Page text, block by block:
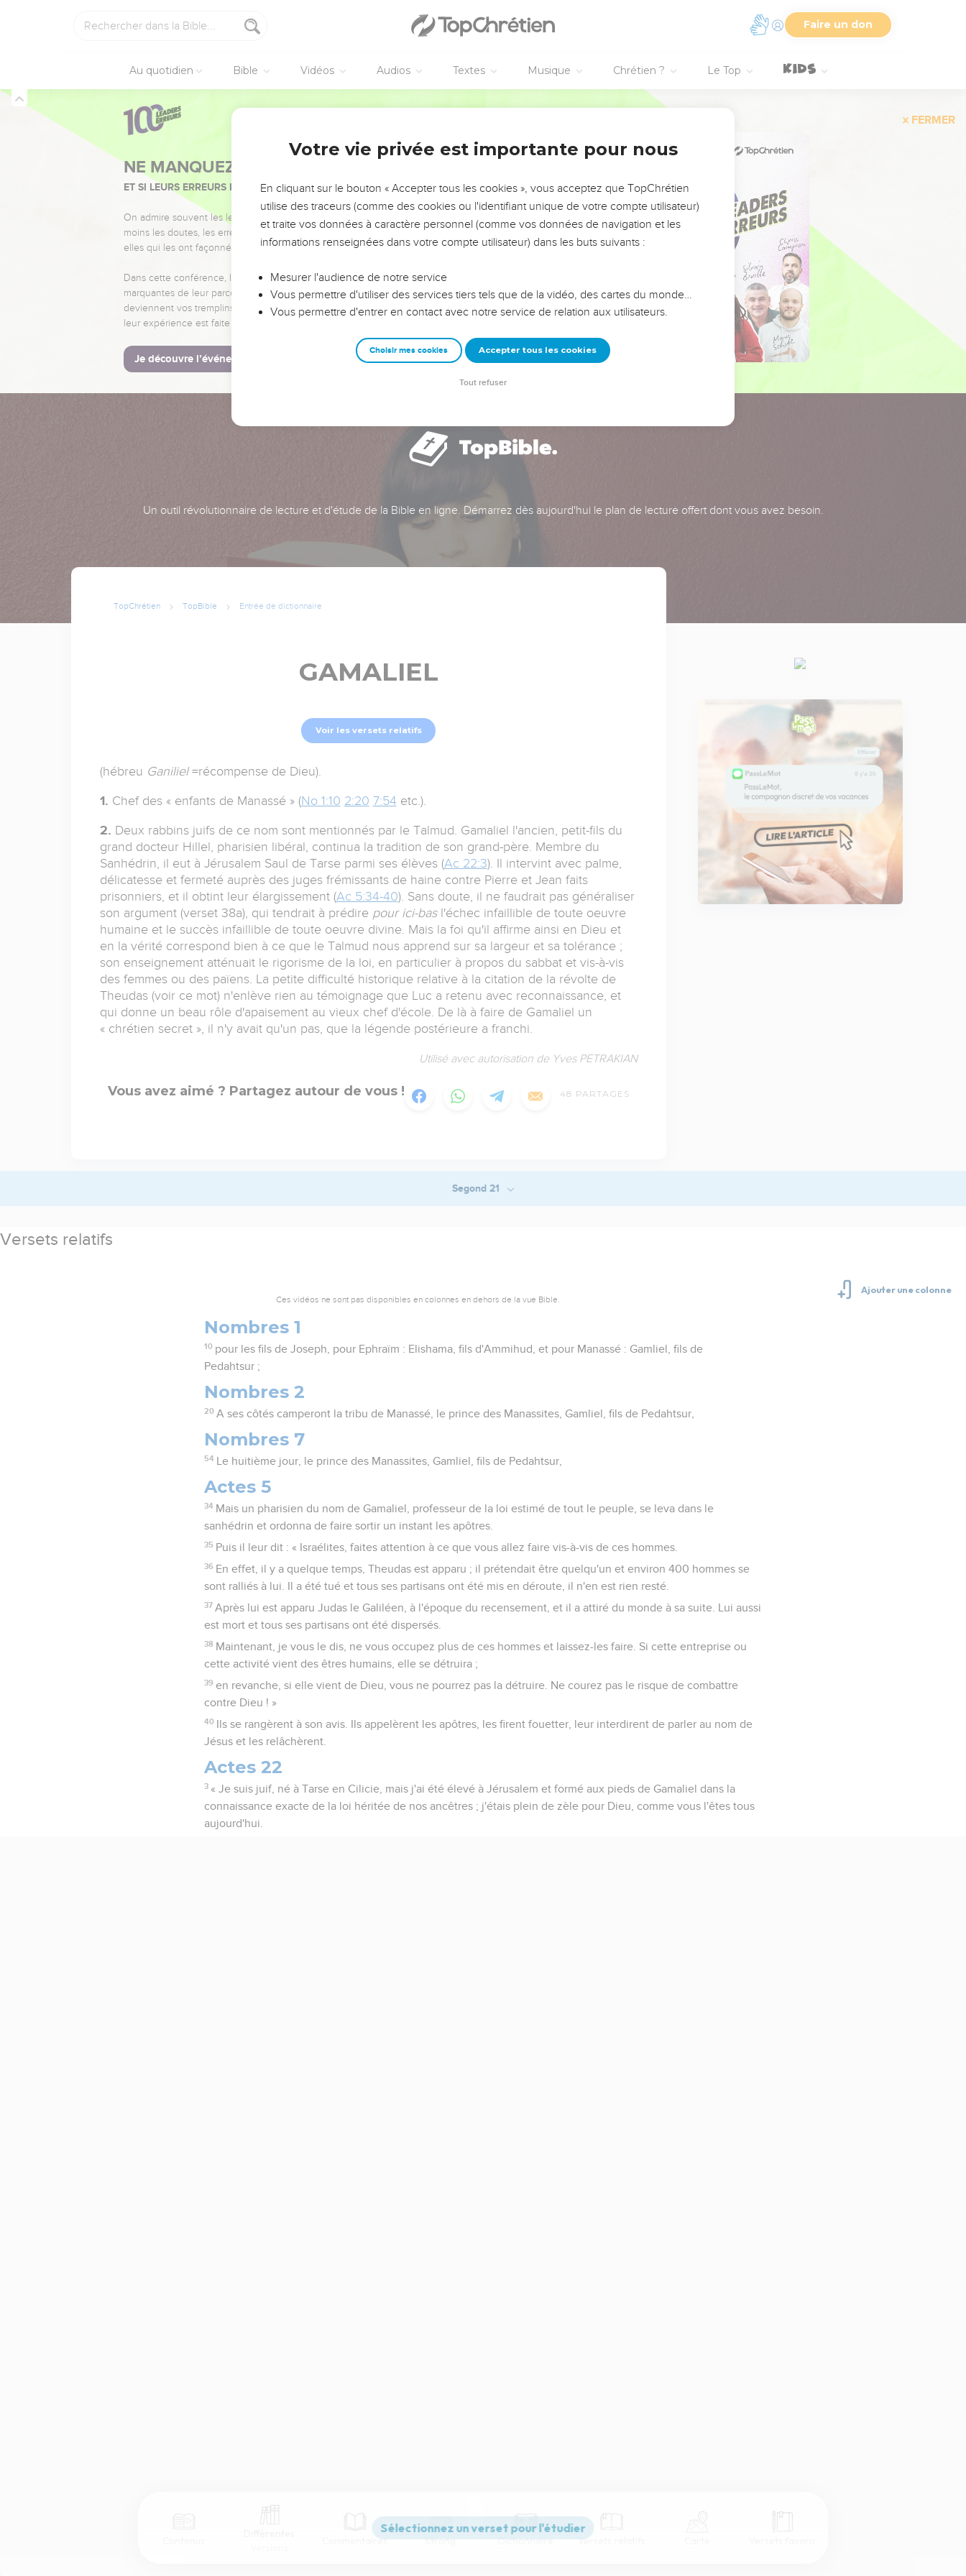
Faire un don
Au quotidien Bible Vidéos Audios Textes Musique Chrétien ? Le Top
FERMER
NE MANQUEZ PAS L’ÉVÉNEMENT DE L’ANNÉE !
ET SI LEURS ERREURS POUVAIENT VOUS ÉVITER LES VOTRES ?
On admire souvent les leaders pour leurs réussites, leur impact, leur foi ou leur vision. Mais on voit
moins les doutes, les erreurs et les saisons difficiles qu'ils ont traversés, alors même que ce sont
elles qui les ont façonnés.
Dans cette conférence, leaders, entrepreneurs, et responsables reviennent sur les erreurs
marquantes de leur parcours et les clés pour avancer avec plus de sagesse afin que leurs erreurs
deviennent vos tremplins. Que vous guidiez un ministère, une équipe, un groupe ou une famille,
leur expérience est faite pour vous.
Je découvre l’événement
Un outil révolutionnaire de lecture et d'étude de la Bible en ligne. Démarrez dès aujourd'hui le plan de lecture offert dont vous avez besoin.
TopChrétien TopBible Entrée de dictionnaire
GAMALIEL
Voir les versets relatifs
(hébreu Ganiliel=récompense de Dieu).
1. Chef des « enfants de Manassé » (No 1:10 2:20 7:54 etc.).
2. Deux rabbins juifs de ce nom sont mentionnés par le Talmud. Gamaliel l'ancien, petit-fils du
grand docteur Hillel, pharisien libéral, continua la tradition de son grand-père. Membre du
Sanhédrin, il eut à Jérusalem Saul de Tarse parmi ses élèves (Ac 22:3). Il intervint avec palme,
délicatesse et fermeté auprès des juges frémissants de haine contre Pierre et Jean faits
prisonniers, et il obtint leur élargissement (Ac 5:34-40). Sans doute, il ne faudrait pas généraliser
son argument (verset 38a), qui tendrait à prédire pour ici-bas l'échec infaillible de toute oeuvre
humaine et le succès infaillible de toute oeuvre divine. Mais la foi qu'il affirme ainsi en Dieu et
en la vérité correspond bien à ce que le Talmud nous apprend sur sa largeur et sa tolérance ;
son enseignement atténuait le rigorisme de la loi, en particulier à propos du sabbat et vis-à-vis
des femmes ou des païens. La petite difficulté historique relative à la citation de la révolte de
Theudas (voir ce mot) n'enlève rien au témoignage que Luc a retenu avec reconnaissance, et
qui donne un beau rôle d'apaisement au vieux chef d'école. De là à faire de Gamaliel un
« chrétien secret », il n'y avait qu'un pas, que la légende postérieure a franchi.
Utilisé avec autorisation de Yves PETRAKIAN
Vous avez aimé ? Partagez autour de vous ! 48 PARTAGES
Commentaires Strong Dictionnaire Versets relatifs
Segond 21
Versets relatifs
Ces vidéos ne sont pas disponibles en colonnes en dehors de la vue Bible.
Nombres 1
10 pour les fils de Joseph, pour Ephraïm : Elishama, fils d'Ammihud, et pour Manassé : Gamliel, fils de
Pedahtsur ;
Nombres 2
20 A ses côtés camperont la tribu de Manassé, le prince des Manassites, Gamliel, fils de Pedahtsur,
Nombres 7
54 Le huitième jour, le prince des Manassites, Gamliel, fils de Pedahtsur,
Actes 5
34 Mais un pharisien du nom de Gamaliel, professeur de la loi estimé de tout le peuple, se leva dans le
sanhédrin et ordonna de faire sortir un instant les apôtres.
35 Puis il leur dit : « Israélites, faites attention à ce que vous allez faire vis-à-vis de ces hommes.
36 En effet, il y a quelque temps, Theudas est apparu ; il prétendait être quelqu'un et environ 400 hommes se
sont ralliés à lui. Il a été tué et tous ses partisans ont été mis en déroute, il n'en est rien resté.
37 Après lui est apparu Judas le Galiléen, à l'époque du recensement, et il a attiré du monde à sa suite. Lui aussi
est mort et tous ses partisans ont été dispersés.
38 Maintenant, je vous le dis, ne vous occupez plus de ces hommes et laissez-les faire. Si cette entreprise ou
cette activité vient des êtres humains, elle se détruira ;
39 en revanche, si elle vient de Dieu, vous ne pourrez pas la détruire. Ne courez pas le risque de combattre
contre Dieu ! »
40
Ils se rangèrent à son avis. Ils appelèrent les apôtres, les firent fouetter, leur interdirent de parler au nom de
Jésus et les relâchèrent.
Actes 22
3 « Je suis juif, né à Tarse en Cilicie, mais j'ai été élevé à Jérusalem et formé aux pieds de Gamaliel dans la
connaissance exacte de la loi héritée de nos ancêtres ; j'étais plein de zèle pour Dieu, comme vous l'êtes tous
aujourd'hui.
Votre vie privée est importante pour nous
En cliquant sur le bouton « Accepter tous les cookies », vous acceptez que TopChrétien
utilise des traceurs (comme des cookies ou l'identifiant unique de votre compte utilisateur)
et traite vos données à caractère personnel (comme vos données de navigation et les
informations renseignées dans votre compte utilisateur) dans les buts suivants :
Mesurer l'audience de notre service
Vous permettre d'utiliser des services tiers tels que de la vidéo, des cartes du monde…
Vous permettre d'entrer en contact avec notre service de relation aux utilisateurs.
Choisir mes cookies Accepter tous les cookies
Tout refuser